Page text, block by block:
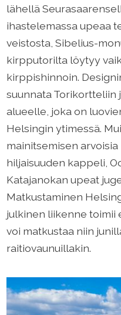
lähellä
ihastelemassa upeaa
veistosta, Sibelius-
kirpputorilta löytyy
kirppishinnoin.
suunnata Torikortteliin
alueelle, joka on
Helsingin ytimessä.
mainitsemisen
hiljaisuuden kappeli,
Katajanokan upeat
Matkustaminen
julkinen liikenne toimii
voi matkustaa niin
raitiovaunuillakin.